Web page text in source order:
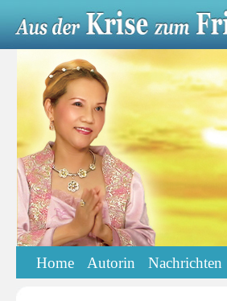
Home Autorin Nachrichten